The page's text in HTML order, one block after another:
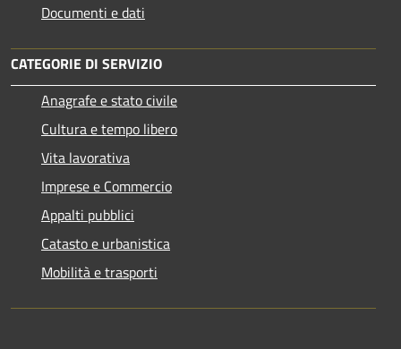
Documenti e dati
CATEGORIE DI SERVIZIO
Anagrafe e stato civile
Cultura e tempo libero
Vita lavorativa
Imprese e Commercio
Appalti pubblici
Catasto e urbanistica
Mobilità e trasporti